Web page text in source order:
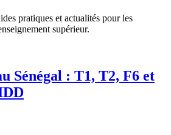
pratiques et actualités pour les
supérieur.
Sénégal : T1, T2, F6 et